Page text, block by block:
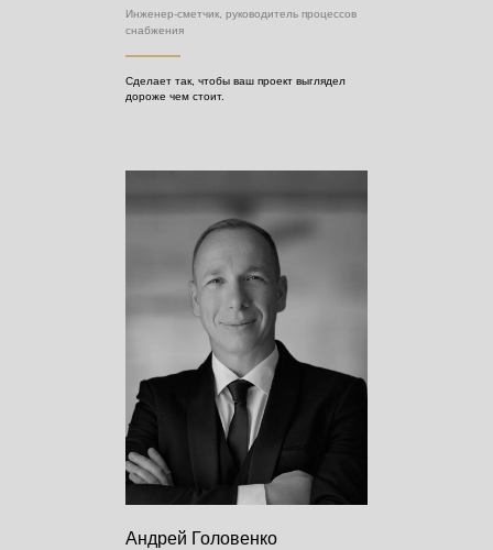
Инженер-сметчик, руководитель процессов
снабжения
Сделает так, чтобы ваш проект выглядел
дороже чем стоит.
Андрей Головенко